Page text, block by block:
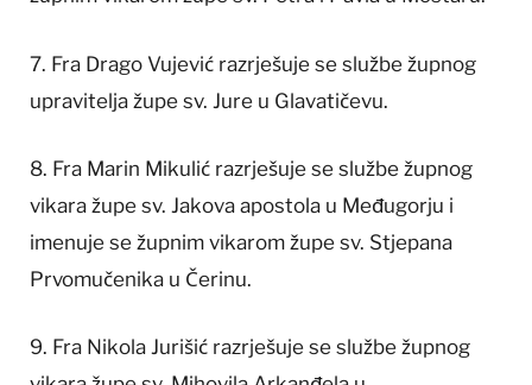
7. Fra Drago Vujević razrješuje se službe župnog
upravitelja župe sv. Jure u Glavatičevu.
8. Fra Marin Mikulić razrješuje se službe župnog
vikara župe sv. Jakova apostola u Međugorju i
imenuje se župnim vikarom župe sv. Stjepana
Prvomučenika u Čerinu.
9. Fra Nikola Jurišić razrješuje se službe župnog